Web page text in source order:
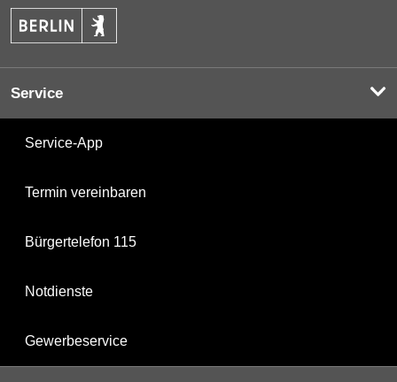
Service
Service-App
Termin vereinbaren
Bürgertelefon 115
Notdienste
Gewerbeservice